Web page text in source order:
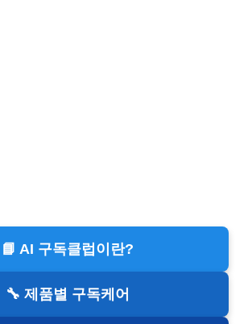
📘 AI 구독클럽이란?
🔧 제품별 구독케어